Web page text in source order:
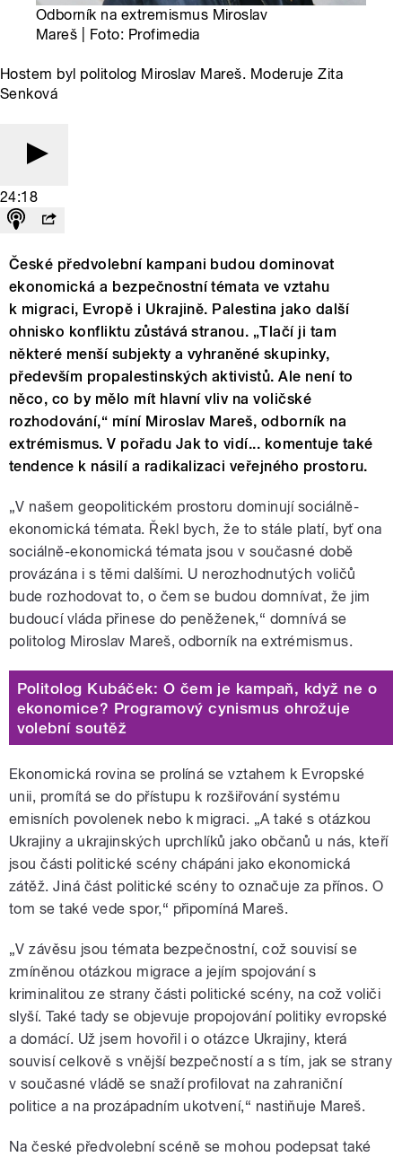
Odborník na extremismus Miroslav
Mareš | Foto: Profimedia
Hostem byl politolog Miroslav Mareš. Moderuje Zita
Senková
24:18
České předvolební kampani budou dominovat
ekonomická a bezpečnostní témata ve vztahu
k migraci, Evropě i Ukrajině. Palestina jako další
ohnisko konfliktu zůstává stranou. „Tlačí ji tam
některé menší subjekty a vyhraněné skupinky,
především propalestinských aktivistů. Ale není to
něco, co by mělo mít hlavní vliv na voličské
rozhodování,“ míní Miroslav Mareš, odborník na
extrémismus. V pořadu Jak to vidí... komentuje také
tendence k násilí a radikalizaci veřejného prostoru.
„V našem geopolitickém prostoru dominují sociálně-
ekonomická témata. Řekl bych, že to stále platí, byť ona
sociálně-ekonomická témata jsou v současné době
provázána i s těmi dalšími. U nerozhodnutých voličů
bude rozhodovat to, o čem se budou domnívat, že jim
budoucí vláda přinese do peněženek,“ domnívá se
politolog Miroslav Mareš, odborník na extrémismus.
Politolog Kubáček: O čem je kampaň, když ne o
ekonomice? Programový cynismus ohrožuje
volební soutěž
Ekonomická rovina se prolíná se vztahem k Evropské
unii, promítá se do přístupu k rozšiřování systému
emisních povolenek nebo k migraci. „A také s otázkou
Ukrajiny a ukrajinských uprchlíků jako občanů u nás, kteří
jsou části politické scény chápáni jako ekonomická
zátěž. Jiná část politické scény to označuje za přínos. O
tom se také vede spor,“ připomíná Mareš.
„V závěsu jsou témata bezpečnostní, což souvisí se
zmíněnou otázkou migrace a jejím spojování s
kriminalitou ze strany části politické scény, na což voliči
slyší. Také tady se objevuje propojování politiky evropské
a domácí. Už jsem hovořil i o otázce Ukrajiny, která
souvisí celkově s vnější bezpečností a s tím, jak se strany
v současné vládě se snaží profilovat na zahraniční
politice a na prozápadním ukotvení,“ nastiňuje Mareš.
Na české předvolební scéně se mohou podepsat také